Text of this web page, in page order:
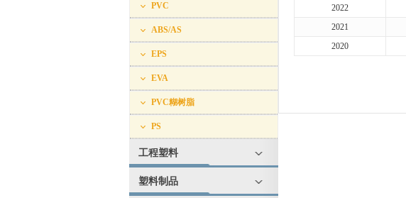
PVC
ABS/AS
EPS
EVA
PVC糊树脂
PS
工程塑料
塑料制品
2022
2021
2020